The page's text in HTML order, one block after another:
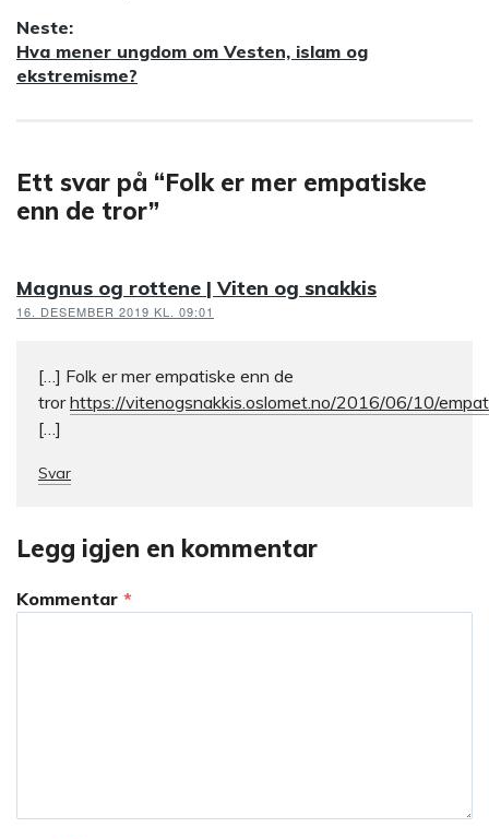
Neste:
Neste
innlegg:
Hva mener ungdom om Vesten, islam og
ekstremisme?
Ett svar på “Folk er mer empatiske
enn de tror”
Magnus og rottene | Viten og snakkis
16. DESEMBER 2019 KL. 09:01
[…] Folk er mer empatiske enn de
trorhttps://vitenogsnakkis.oslomet.no/2016/06/10/
[…]
Svar
Legg igjen en kommentar
Kommentar *